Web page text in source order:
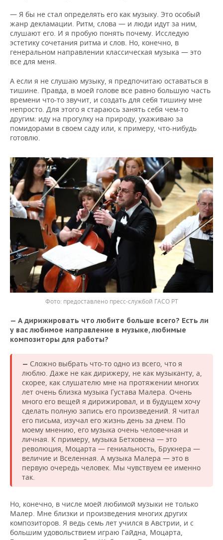
— Я бы не стал определять его как музыку. Это особый
жанр декламации. Ритм, слова — и люди идут за ним,
слушают его. И я пробую понять почему. Исследую
эстетику сочетания ритма и слов. Но, конечно, в
генеральном направлении классическая музыка — это
все для меня.
А если я не слушаю музыку, я предпочитаю оставаться в
тишине. Правда, в моей голове все равно большую часть
времени что-то звучит, и создать для себя тишину мне
непросто. Для этого я стараюсь занять себя чем-то
другим: иду на прогулку на природу, ухаживаю за
помидорами в своем саду или, к примеру, что-нибудь
готовлю.
предоставлено пресс-службой ГАСО РТ
— А дирижировать что любите больше всего? Есть ли
у вас любимое направление в музыке, любимые
композиторы для работы?
— Сложно выбрать что-то одно из всего, что я
люблю. Даже не как дирижеру, не как музыканту, а,
скорее, как слушателю мне на протяжении многих
лет очень близка музыка Густава Малера. Очень
много его вещей я дирижировал, и в будущем хочу
сделать полную запись его произведений. Я читал
его письма, изучал его жизнь день за днем. По
моему мнению, его музыка очень человечная и
личная. К примеру, музыка Бетховена — это
революция, Моцарта — гениальность, Брукнера —
величие и Вселенная. А музыка Малера — это в
первую очередь человек. Мы чувствуем ее именно
так.
Но, конечно, в числе моей любимой музыки не только
Малер. Мне близки и произведения многих других
композиторов. Я ведь семь лет учился в Австрии, и с
большим удовольствием играю Гайдна, Моцарта,